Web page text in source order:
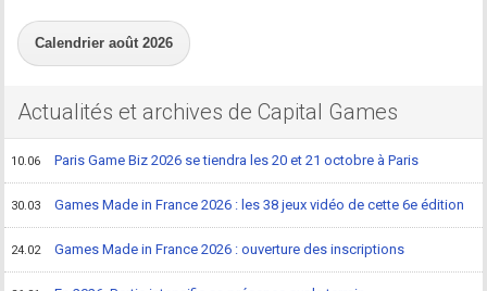
Calendrier août 2026
Actualités et archives de Capital Games
10.06 Paris Game Biz 2026 se tiendra les 20 et 21 octobre à Paris
30.03 Games Made in France 2026 : les 38 jeux vidéo de cette 6e édition
24.02 Games Made in France 2026 : ouverture des inscriptions